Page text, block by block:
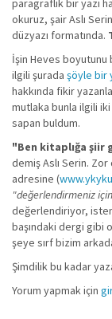
paragraflık bir yazı
okuruz, şair Aslı
düzyazı formatında.
İşin Heves boyutunu
ilgili şurada şöyle bir
hakkında fikir
mutlaka bunla ilgili iki
sapan buldum.
"Ben kitaplığa şiir
demiş Aslı Serin. Zor
adresine (
"değerlendirmeniz
değerlendiriyor,
başındaki dergi gibi
şeye sırf bizim
Şimdilik bu kadar
Yorum yapmak için